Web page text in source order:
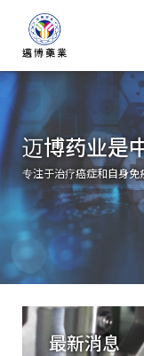
迈博药业是
专注于治疗癌症和自身
最新消息